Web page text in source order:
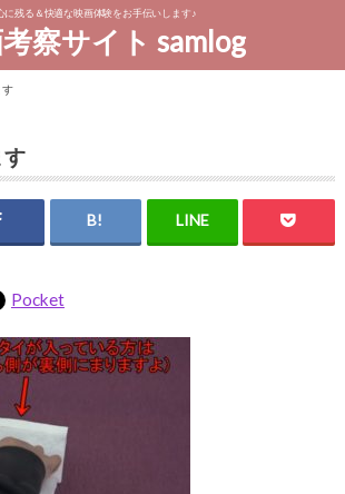
に残る＆快適な映画体験をお手伝いします♪
察サイト samlog
す
す
Pocket